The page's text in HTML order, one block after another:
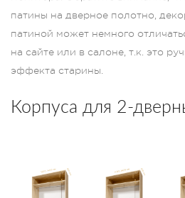
патины на дверное полотно,
патиной может немного
на сайте или в салоне, т.к. это
эффекта старины.
Корпуса для 2-